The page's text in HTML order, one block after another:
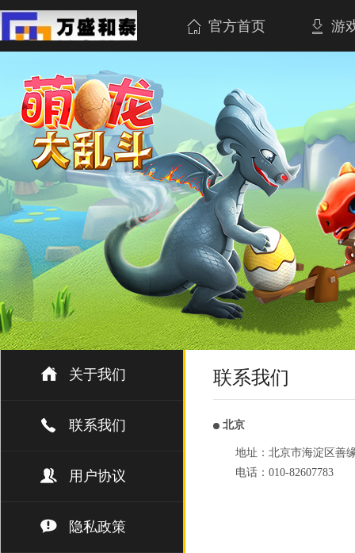
官方首页 游
关于我们
联系我们
用户协议
隐私政策
联系我们
北京
地址：北京市海淀区善
电话：010-82607783